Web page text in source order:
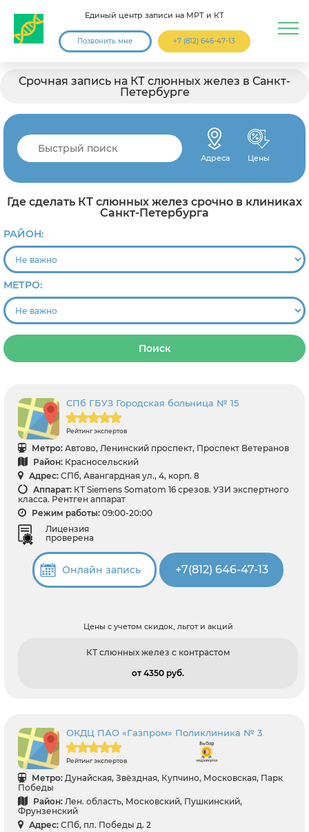
Единый центр записи на МРТ и КТ
Позвонить мне +7 (812) 646-47-13
Срочная запись на КТ слюнных желез в Санкт-
Петербурге
Адреса Цены
Где сделать КТ слюнных желез срочно в клиниках
Санкт-Петербурга
РАЙОН:
МЕТРО:
Поиск
СПб ГБУЗ Городская больница № 15
Рейтинг экспертов
Метро: Автово, Ленинский проспект, Проспект Ветеранов
Район: Красносельский
Адрес: СПб, Авангардная ул., 4, корп. 8
Аппарат: КТ Siemens Somatom 16 срезов. УЗИ экспертного
класса. Рентген аппарат
Режим работы: 09:00-20:00
Лицензия
проверена
Онлайн запись +7(812) 646-47-13
Цены с учетом скидок, льгот и акций
КТ слюнных желез с контрастом
от 4350 pуб.
ОКДЦ ПАО «Газпром» Поликлиника № 3
Рейтинг экспертов
Метро: Дунайская, Звёздная, Купчино, Московская, Парк
Победы
Район: Лен. область, Московский, Пушкинский,
Фрунзенский
Адрес: СПб, пл. Победы д. 2